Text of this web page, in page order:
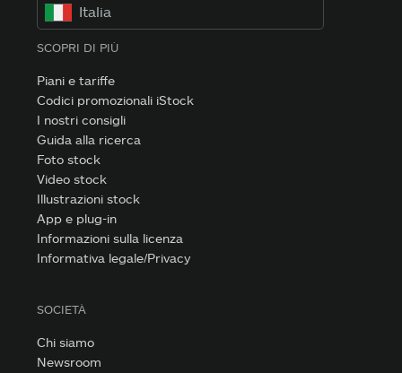
Italia
SCOPRI DI PIÙ
Piani e tariffe
Codici promozionali iStock
I nostri consigli
Guida alla ricerca
Foto stock
Video stock
Illustrazioni stock
App e plug-in
Informazioni sulla licenza
Informativa legale/Privacy
SOCIETÀ
Chi siamo
Newsroom